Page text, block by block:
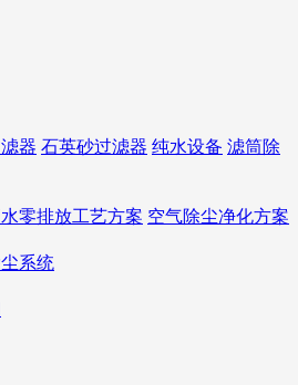
器 石英砂过滤器 纯水设备 滤筒除
零排放工艺方案 空气除尘净化方案
系统